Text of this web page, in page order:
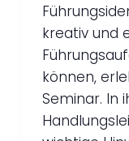
kreativ und
können,
Seminar. In